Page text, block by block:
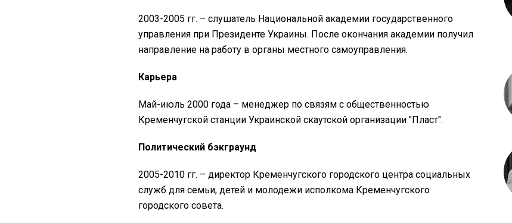
2003-2005 гг. – слушатель Национальной академии государственного
управления при Президенте Украины. После окончания академии получил
направление на работу в органы местного самоуправления.
Карьера
Май-июль 2000 года – менеджер по связям с общественностью
Кременчугской станции Украинской скаутской организации "Пласт".
Политический бэкграунд
2005-2010 гг. – директор Кременчугского городского центра социальных
служб для семьи, детей и молодежи исполкома Кременчугского
городского совета.